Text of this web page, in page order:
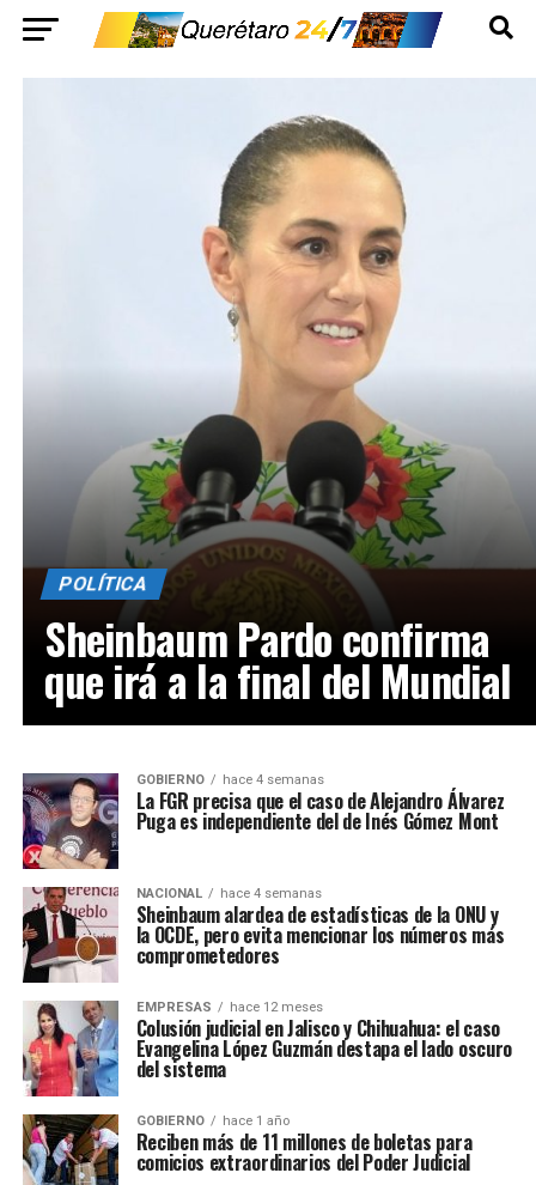
POLÍTICA
Sheinbaum Pardo confirma
que irá a la final del Mundial
GOBIERNO hace 4 semanas
La FGR precisa que el caso de Alejandro Álvarez
Puga es independiente del de Inés Gómez Mont
NACIONAL hace 4 semanas
Sheinbaum alardea de estadísticas de la ONU y
la OCDE, pero evita mencionar los números más
comprometedores
EMPRESAS hace 12 meses
Colusión judicial en Jalisco y Chihuahua: el caso
Evangelina López Guzmán destapa el lado oscuro
del sistema
GOBIERNO hace 1 año
Reciben más de 11 millones de boletas para
comicios extraordinarios del Poder Judicial